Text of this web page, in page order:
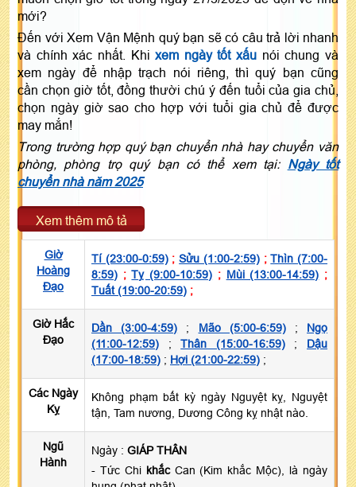
mới?
Đến với Xem Vận Mệnh quý bạn sẽ có câu trả lời nhanh
và chính xác nhất. Khixem ngày tốt xấu nói chung và
xem ngày để nhập trạch nói riêng, thì quý bạn cũng
cần chọn giờ tốt, đồng thười chú ý đến tuổi của gia chủ,
chọn ngày giờ sao cho hợp với tuổi gia chủ để được
may mắn!
Trong trường hợp quý bạn chuyển nhà hay chuyển văn
phòng, phòng trọ quý bạn có thể xem tại: Ngày tốt
chuyển nhà năm 2025
Xem thêm mô tả
Giờ
Hoàng
Đạo
Tí (23:00-0:59);Sửu (1:00-2:59);Thìn (7:00-
8:59) ;Tỵ (9:00-10:59) ; Mùi (13:00-14:59) ;
Tuất (19:00-20:59) ;
Giờ Hắc
Đạo
Dần (3:00-4:59) ; Mão (5:00-6:59); Ngọ
(11:00-12:59) ;Thân (15:00-16:59); Dậu
(17:00-18:59) ; Hợi (21:00-22:59) ;
Các Ngày
Kỵ
Không phạm bất kỳ ngày Nguyệt kỵ, Nguyệt
tận, Tam nương, Dương Công kỵ nhật nào.
Ngũ
Hành
Ngày : GIÁP THÂN
- Tức Chi khắcCan (Kim khắc Mộc), là ngày